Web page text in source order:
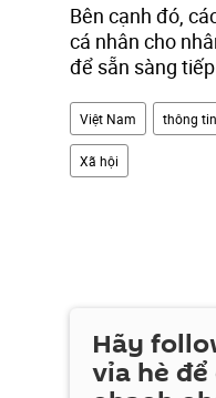
Bên cạnh đó,
cá nhân cho
để sẵn sàng
Việt Nam thông tin
Xã hội
Hãy
vỉa hè